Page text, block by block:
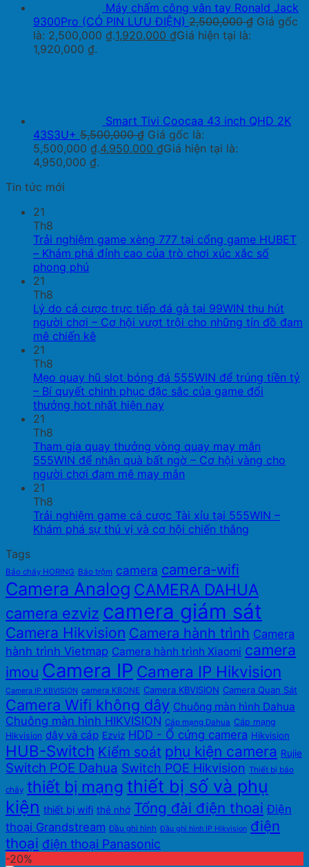
Máy chấm công vân tay Ronald Jack
9300Pro (CÓ PIN LƯU ĐIỆN) 2,500,000₫ Giá gốc
là: 2,500,000 ₫.1,920,000 ₫Giá hiện tại là:
1,920,000 ₫.
Smart Tivi Coocaa 43 inch QHD 2K
43S3U+ 5,500,000₫ Giá gốc là:
5,500,000 ₫.4,950,000 ₫Giá hiện tại là:
4,950,000 ₫.
Tin tức mới
21
Th8
Trải nghiệm game xèng 777 tại cổng game HUBET
– Khám phá đỉnh cao của trò chơi xúc xắc số
phong phú
21
Th8
Lý do cá cược trực tiếp đá gà tại 99WIN thu hút
người chơi – Cơ hội vượt trội cho những tín đồ đam
mê chiến kê
21
Th8
Mẹo quay hũ slot bóng đá 555WIN để trúng tiền tỷ
– Bí quyết chinh phục đặc sắc của game đổi
thưởng hot nhất hiện nay
21
Th8
Tham gia quay thưởng vòng quay may mắn
555WIN để nhận quà bất ngờ – Cơ hội vàng cho
người chơi đam mê may mắn
21
Th8
Trải nghiệm game cá cược Tài xỉu tại 555WIN –
Khám phá sự thú vị và cơ hội chiến thắng
Tags
Báo cháy HORING Báo trộm camera camera-wifi
Camera Analog CAMERA DAHUA
camera ezviz camera giám sát
Camera Hikvision Camera hành trình Camera
hành trình Vietmap Camera hành trình Xiaomi camera
imou Camera IP Camera IP Hikvision
Camera IP KBVISION camera KBONE Camera KBVISION Camera Quan Sát
Camera Wifi không dây Chuông màn hình Dahua
Chuông màn hình HIKVISION Cáp mạng Dahua Cáp mạng
Hikvision dây và cáp Ezviz HDD - Ổ cứng camera Hikvision
HUB-Switch Kiểm soát phụ kiện camera Rujie
Switch POE Dahua Switch POE Hikvision Thiết bị báo
cháy thiết bị mạng thiết bị số và phụ
kiện thiết bị wifi thẻ nhớ Tổng đài điện thoai Điện
thoại Grandstream Đầu ghi hình Đầu ghi hình IP Hikvision điện
thoại điện thoại Panasonic
-20%